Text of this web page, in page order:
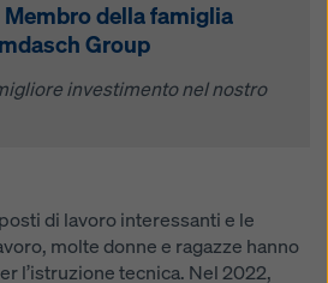
della famiglia
Group
investimento nel nostro
di lavoro interessanti e le
molte donne e ragazze hanno
l’istruzione tecnica. Nel 2022,